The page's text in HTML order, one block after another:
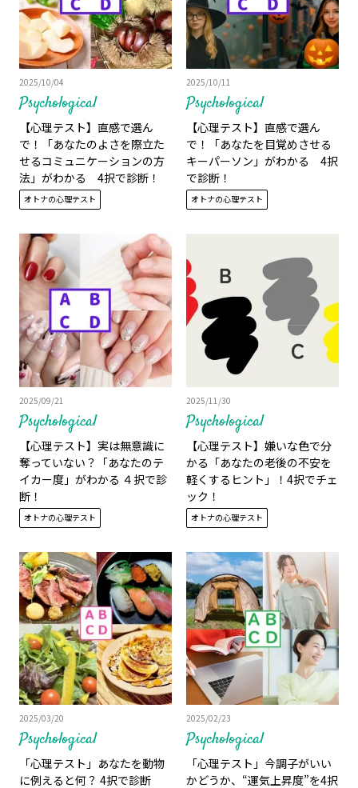
Psychological
2025/10/04
【心理テスト】直感で選ん
で！「あなたのよさを際立た
せるコミュニケーションの方
法」がわかる 4択で診断！
オトナの心理テスト
Psychological
2025/10/11
【心理テスト】直感で選ん
で！「あなたを目覚めさせる
キーパーソン」がわかる 4択
で診断！
オトナの心理テスト
Psychological
2025/09/21
【心理テスト】実は無意識に
奪っていない？「あなたのテ
イカー度」がわかる ４択で診
断！
オトナの心理テスト
Psychological
2025/11/30
【心理テスト】嫌いな色で分
かる「あなたの老後の不安を
軽くするヒント」！4択でチェ
ック！
オトナの心理テスト
Psychological
2025/03/20
「心理テスト」あなたを動物
に例えると何？ 4択で診断
Psychological
2025/02/23
「心理テスト」今調子がいい
かどうか、“運気上昇度”を4択